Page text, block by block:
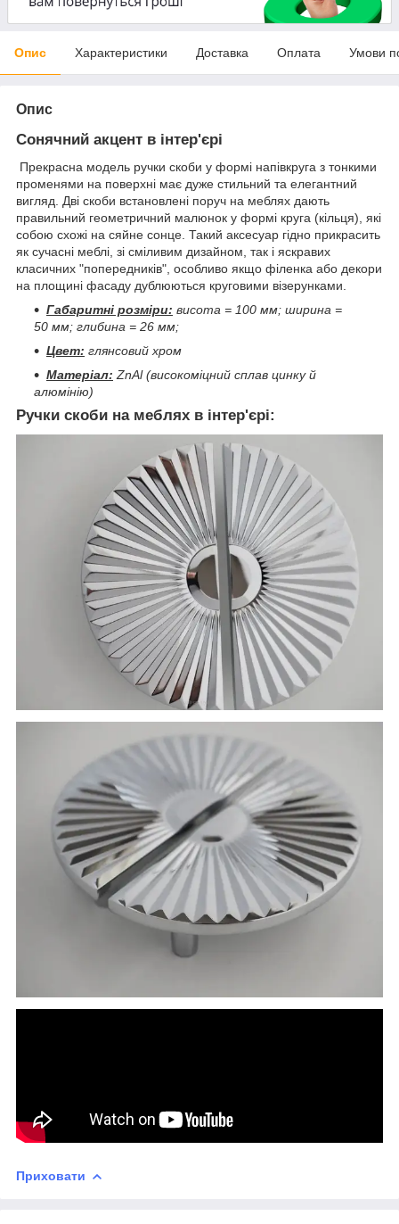
Опис Характеристики Доставка Оплата Умови
Опис
Сонячний акцент в інтер'єрі
Прекрасна модель ручки скоби у формі напівкруга з тонкими
променями на поверхні має дуже стильний та елегантний
вигляд. Дві скоби встановлені поруч на меблях дають
правильний геометричний малюнок у формі круга (кільця), які
собою схожі на сяйне сонце. Такий аксесуар гідно прикрасить
як сучасні меблі, зі сміливим дизайном, так і яскравих
класичних "попередників", особливо якщо філенка або декори
на площині фасаду дублюються круговими візерунками.
Габаритні розміри: висота = 100 мм; ширина =
50 мм; глибина = 26 мм;
Цвет: глянсовий хром
Матеріал: ZnAl (високоміцний сплав цинку й
алюмінію)
Ручки скоби на меблях в інтер'єрі:
Приховати